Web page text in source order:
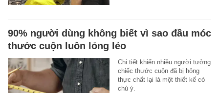
90% người dùng không biết vì sao đầu móc
thước cuộn luôn lỏng lẻo
Chi tiết khiến nhiều người tưởng
chiếc thước cuộn đã bị hỏng
thực chất lại là một thiết kế có
chủ ý.